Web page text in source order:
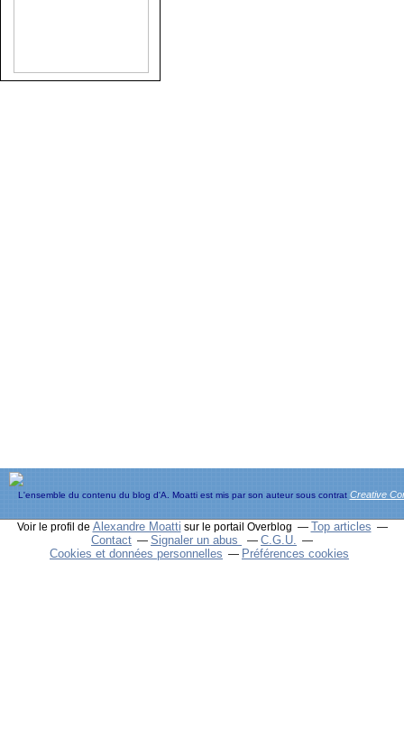
L'ensemble du contenu du blog d'A. Moatti est mis par son auteur sous contrat Creative
Voir le profil de Alexandre Moatti sur le portail Overblog
Top articles
Contact
Signaler un abus
C.G.U.
Cookies et données personnelles
Préférences cookies